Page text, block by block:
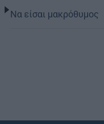
Να είσαι μακρόθυμος